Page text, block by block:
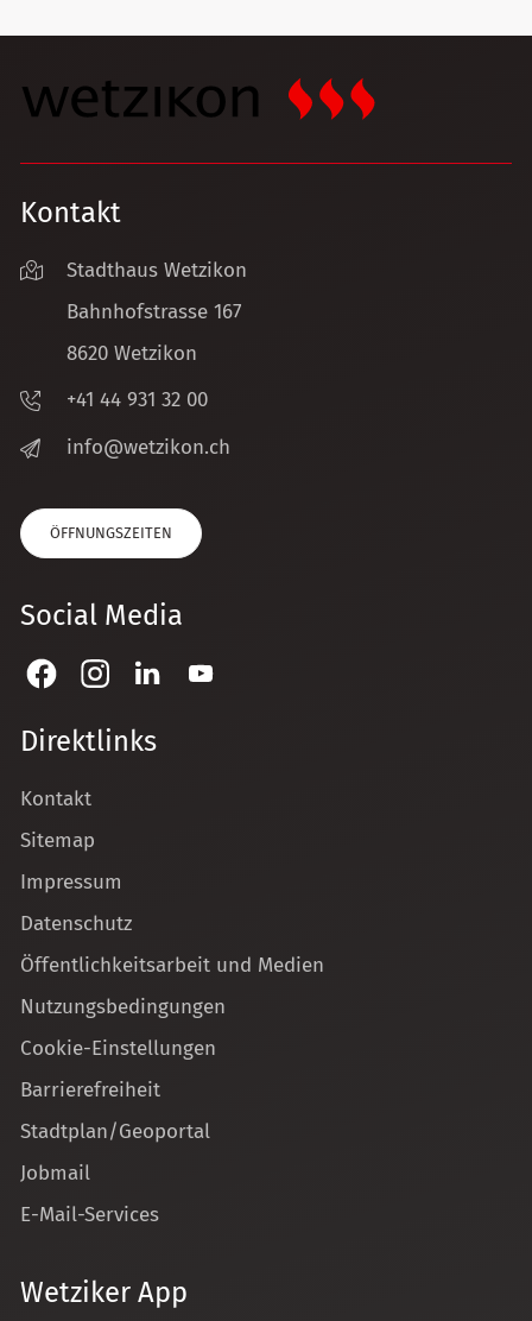
Kontakt
Stadthaus Wetzikon
Bahnhofstrasse 167
8620 Wetzikon
+41 44 931 32 00
nf
w tz k n ch
ÖFFNUNGSZEITEN
Social Media
Direktlinks
Kontakt
Sitemap
Impressum
Datenschutz
Öffentlichkeitsarbeit und Medien
Nutzungsbedingungen
Cookie-Einstellungen
Barrierefreiheit
Stadtplan/Geoportal
Jobmail
E-Mail-Services
Wetziker App